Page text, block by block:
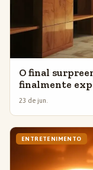
O final
finalmente
23 de jun.
ENTRETENIMENTO